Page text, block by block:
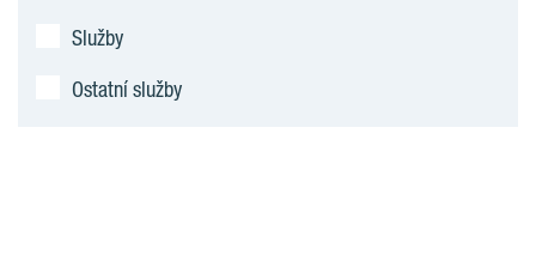
Služby
Ostatní služby